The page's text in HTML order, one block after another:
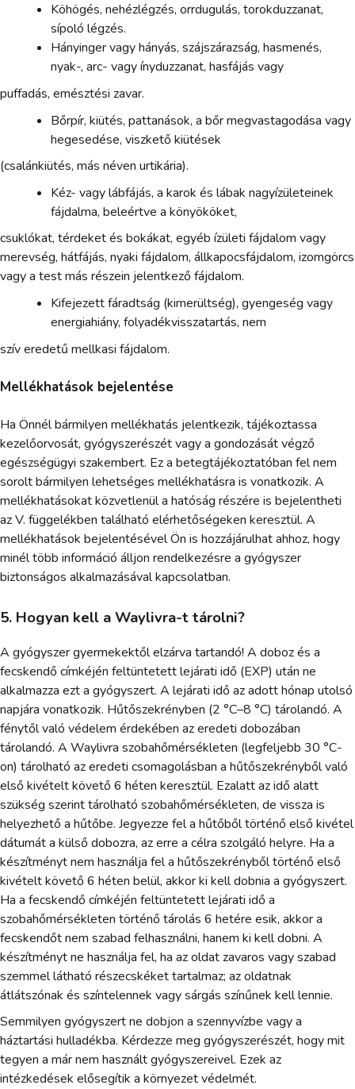
Köhögés, nehézlégzés, orrdugulás, torokduzzanat,
sípoló légzés.
Hányinger vagy hányás, szájszárazság, hasmenés,
nyak-, arc- vagy ínyduzzanat, hasfájás vagy
puffadás, emésztési zavar.
Bőrpír, kiütés, pattanások, a bőr megvastagodása vagy
hegesedése, viszkető kiütések
(csalánkiütés, más néven urtikária).
Kéz- vagy lábfájás, a karok és lábak nagyízületeinek
fájdalma, beleértve a könyököket,
csuklókat, térdeket és bokákat, egyéb ízületi fájdalom vagy
merevség, hátfájás, nyaki fájdalom, állkapocsfájdalom, izomgörcs
vagy a test más részein jelentkező fájdalom.
Kifejezett fáradtság (kimerültség), gyengeség vagy
energiahiány, folyadékvisszatartás, nem
szív eredetű mellkasi fájdalom.
Mellékhatások bejelentése
Ha Önnél bármilyen mellékhatás jelentkezik, tájékoztassa
kezelőorvosát, gyógyszerészét vagy a gondozását végző
egészségügyi szakembert. Ez a betegtájékoztatóban fel nem
sorolt bármilyen lehetséges mellékhatásra is vonatkozik. A
mellékhatásokat közvetlenül a hatóság részére is bejelentheti
az V. függelékben található elérhetőségeken keresztül. A
mellékhatások bejelentésével Ön is hozzájárulhat ahhoz, hogy
minél több információ álljon rendelkezésre a gyógyszer
biztonságos alkalmazásával kapcsolatban.
5. Hogyan kell a Waylivra-t tárolni?
A gyógyszer gyermekektől elzárva tartandó! A doboz és a
fecskendő címkéjén feltüntetett lejárati idő (EXP) után ne
alkalmazza ezt a gyógyszert. A lejárati idő az adott hónap utolsó
napjára vonatkozik. Hűtőszekrényben (2 °C–8 °C) tárolandó. A
fénytől való védelem érdekében az eredeti dobozában
tárolandó. A Waylivra szobahőmérsékleten (legfeljebb 30 °C-
on) tárolható az eredeti csomagolásban a hűtőszekrényből való
első kivételt követő 6 héten keresztül. Ezalatt az idő alatt
szükség szerint tárolható szobahőmérsékleten, de vissza is
helyezhető a hűtőbe. Jegyezze fel a hűtőből történő első kivétel
dátumát a külső dobozra, az erre a célra szolgáló helyre. Ha a
készítményt nem használja fel a hűtőszekrényből történő első
kivételt követő 6 héten belül, akkor ki kell dobnia a gyógyszert.
Ha a fecskendő címkéjén feltüntetett lejárati idő a
szobahőmérsékleten történő tárolás 6 hetére esik, akkor a
fecskendőt nem szabad felhasználni, hanem ki kell dobni. A
készítményt ne használja fel, ha az oldat zavaros vagy szabad
szemmel látható részecskéket tartalmaz; az oldatnak
átlátszónak és színtelennek vagy sárgás színűnek kell lennie.
Semmilyen gyógyszert ne dobjon a szennyvízbe vagy a
háztartási hulladékba. Kérdezze meg gyógyszerészét, hogy mit
tegyen a már nem használt gyógyszereivel. Ezek az
intézkedések elősegítik a környezet védelmét.